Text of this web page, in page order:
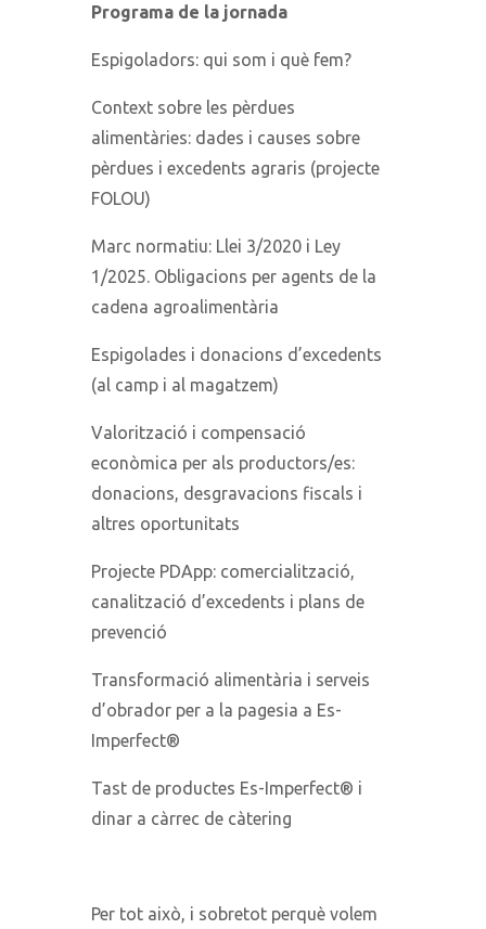
Programa de la jornada
Espigoladors: qui som i què fem?
Context sobre les pèrdues
alimentàries: dades i causes sobre
pèrdues i excedents agraris (projecte
FOLOU)
Marc normatiu: Llei 3/2020 i Ley
1/2025. Obligacions per agents de la
cadena agroalimentària
Espigolades i donacions d’excedents
(al camp i al magatzem)
Valorització i compensació
econòmica per als productors/es:
donacions, desgravacions fiscals i
altres oportunitats
Projecte PDApp: comercialització,
canalització d’excedents i plans de
prevenció
Transformació alimentària i serveis
d’obrador per a la pagesia a Es-
Imperfect®
Tast de productes Es-Imperfect® i
dinar a càrrec de càtering
Per tot això, i sobretot perquè volem